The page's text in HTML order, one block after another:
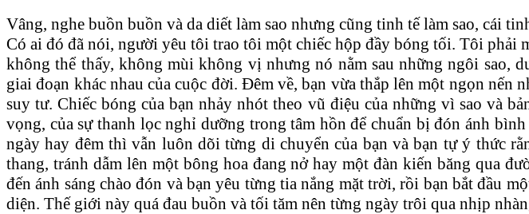
Vâng, nghe buồn buồn và da diết làm sao nhưng cũng tinh tế làm sao, cái
Có ai đó đã nói, người yêu tôi trao tôi một chiếc hộp đầy bóng tối. Tôi phải
không thể thấy, không mùi không vị nhưng nó nằm sau những ngôi sao,
giai đoạn khác nhau của cuộc đời. Đêm về, bạn vừa thắp lên một ngọn
suy tư. Chiếc bóng của bạn nhảy nhót theo vũ điệu của những vì sao và
vọng, của sự thanh lọc nghỉ dưỡng trong tâm hồn để chuẩn bị đón ánh
ngày hay đêm thì vẫn luôn dõi từng di chuyển của bạn và bạn tự ý thức
thang, tránh dẫm lên một bông hoa đang nở hay một đàn kiến băng qua
đến ánh sáng chào đón và bạn yêu từng tia nắng mặt trời, rồi bạn bắt đầu
diện. Thế giới này quá đau buồn và tối tăm nên từng ngày trôi qua nhịp